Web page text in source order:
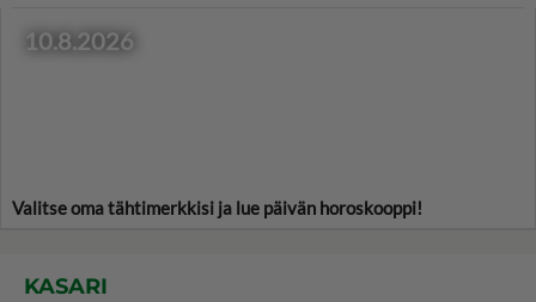
10.8.2026
Valitse oma tähtimerkkisi ja lue päivän horoskooppi!
KASARI